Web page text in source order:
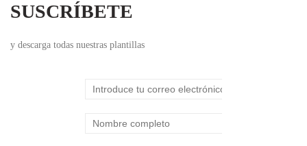
SUSCRÍBETE
y descarga todas nuestras plantillas